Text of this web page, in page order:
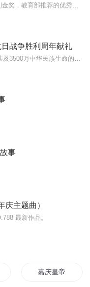
战争胜利周年献礼
事
庆主题曲）
最新作品。
嘉庆皇帝